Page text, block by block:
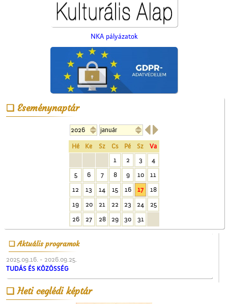
NKA pályázatok
Eseménynaptár

Hé Ke Sz Cs Pé Sz
Va
1
2 3
4
5
6 7 8 9 10
11
12
13 14 15 16 17
18
19
20 21 22 23 24
25
26
27 28 29 30 31
Aktuális programok
2025.09.16. - 2026.09.25.
TUDÁS ÉS KÖZÖSSÉG
Heti ceglédi képtár
A ceglédi katolikus
templom tornya
A Vigadó
Az ötödik köztéri szobor